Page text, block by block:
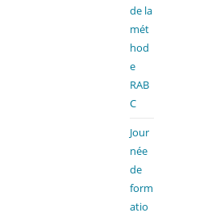
de la
mét
hod
e
RAB
C
Jour
née
de
form
atio